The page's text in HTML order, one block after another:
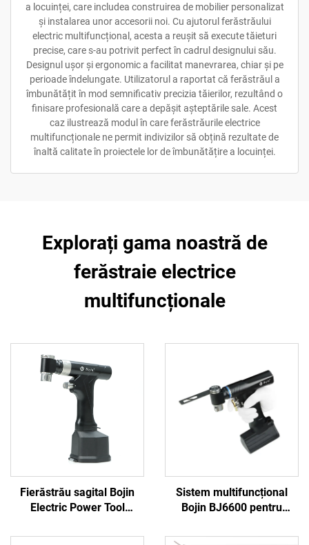
a locuinței, care includea construirea de mobilier personalizat
și instalarea unor accesorii noi. Cu ajutorul ferăstrăului
electric multifuncțional, acesta a reușit să execute tăieturi
precise, care s-au potrivit perfect în cadrul designului său.
Designul ușor și ergonomic a facilitat manevrarea, chiar și pe
perioade îndelungate. Utilizatorul a raportat că ferăstrăul a
îmbunătățit în mod semnificativ precizia tăierilor, rezultând o
finisare profesională care a depășit așteptările sale. Acest
caz ilustrează modul în care ferăstrăurile electrice
multifuncționale ne permit indivizilor să obțină rezultate de
înaltă calitate în proiectele lor de îmbunătățire a locuinței.
Explorați gama noastră de
ferăstraie electrice
multifuncționale
Fierăstrău sagital Bojin
Electric Power Tool
sistemul ortopedic de
Sistem multifuncțional
Bojin BJ6600 pentru
aparat chirurgical